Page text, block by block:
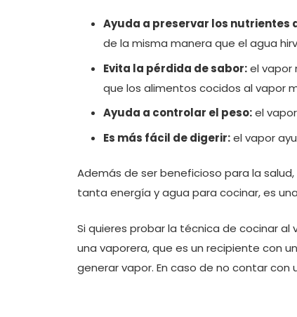
Ayuda a preservar los nutrientes
de la misma manera que el agua
Evita la pérdida de sabor:el vapor
que los alimentos cocidos al vapor
Ayuda a controlar el peso:el
Es más fácil de digerir:el vapor
Además de ser beneficioso para la
tanta energía y agua para cocinar, es
Si quieres probar la técnica de cocinar al
una vaporera, que es un recipiente con
generar vapor. En caso de no contar